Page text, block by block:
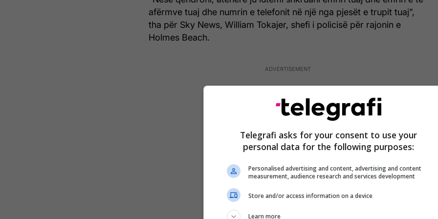
afërmve tuaj dhe numrin e telefonit në një nga pjesët e trupit tuaj”,
tha për Sky News, William Tokajer, shefi i policisë për rajonin e
Holmes Beach.
Telegrafi asks for your consent to use your
personal data for the following purposes:
Personalised advertising and content, advertising and content
measurement, audience research and services development
Store and/or access information on a device
Learn more